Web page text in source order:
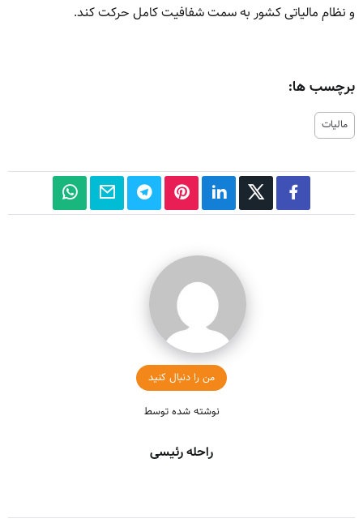
و نظام مالیاتی کشور به سمت شفافیت کامل حرکت کند.
برچسب ها:
مالیات
من را دنبال کنید
نوشته شده توسط
راحله رئیسی